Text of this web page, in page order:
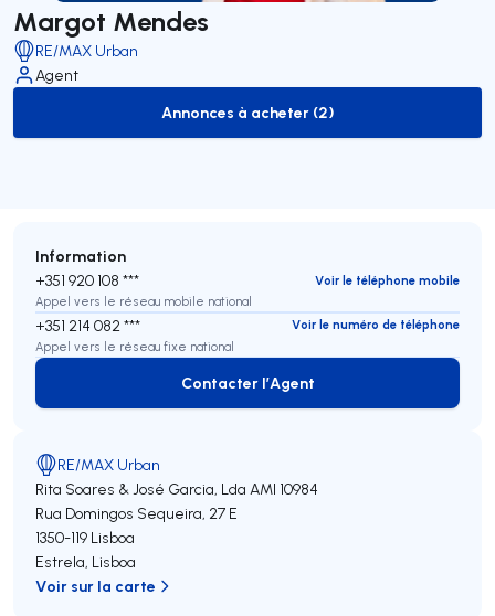
Margot Mendes
RE/MAX Urban
Agent
to-buy-listing
Annonces à acheter (2)
Information
+351 920 108 ***
Voir le téléphone mobile
Appel vers le réseau mobile national
+351 214 082 ***
Voir le numéro de téléphone
Appel vers le réseau fixe national
Contacter l’Agent
Contacter l’Agent
RE/MAX Urban
Rita Soares & José Garcia, Lda AMI 10984
Rua Domingos Sequeira, 27 E
1350-119 Lisboa
Estrela, Lisboa
Voir sur la carte